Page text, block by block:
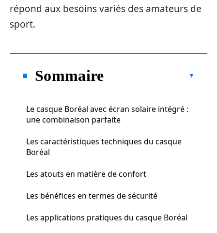
répond aux besoins variés des amateurs de
sport.
Sommaire
Le casque Boréal avec écran solaire intégré :
une combinaison parfaite
Les caractéristiques techniques du casque
Boréal
Les atouts en matière de confort
Les bénéfices en termes de sécurité
Les applications pratiques du casque Boréal